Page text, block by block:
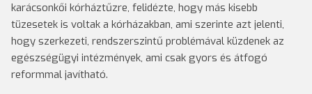
karácsonkői kórháztűzre, felidézte, hogy más kisebb
tüzesetek is voltak a kórházakban, ami szerinte azt jelenti,
hogy szerkezeti, rendszerszintű problémával küzdenek az
egészségügyi intézmények, ami csak gyors és átfogó
reformmal javítható.